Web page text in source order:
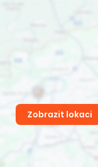
Zobrazit lokaci